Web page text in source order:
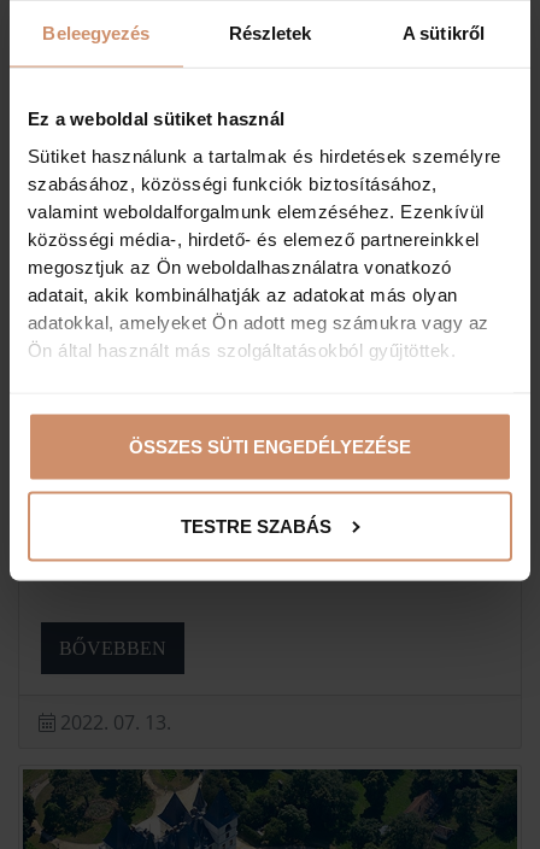
Beleegyezés Részletek A sütikről
Ez a weboldal sütiket használ
Sütiket használunk a tartalmak és hirdetések személyre
szabásához, közösségi funkciók biztosításához,
valamint weboldalforgalmunk elemzéséhez. Ezenkívül
közösségi média-, hirdető- és elemező partnereinkkel
megosztjuk az Ön weboldalhasználatra vonatkozó
adatait, akik kombinálhatják az adatokat más olyan
adatokkal, amelyeket Ön adott meg számukra vagy az
Ön által használt más szolgáltatásokból gyűjtöttek.
ÖSSZES SÜTI ENGEDÉLYEZÉSE
TESTRE SZABÁS
BŐVEBBEN
2022. 08. 24.
Nyári kalandok: A Tisza tó kerékpárral
BŐVEBBEN
2022. 07. 13.